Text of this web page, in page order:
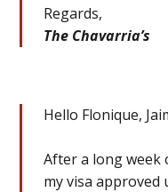
Regards,
The Chavarria’s
Hello Flonique,
After a long week
my visa approved